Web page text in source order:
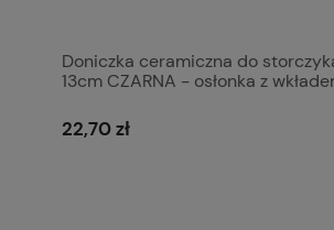
Doniczka ceramiczna do
13cm CZARNA - osłonka z
22,70 zł